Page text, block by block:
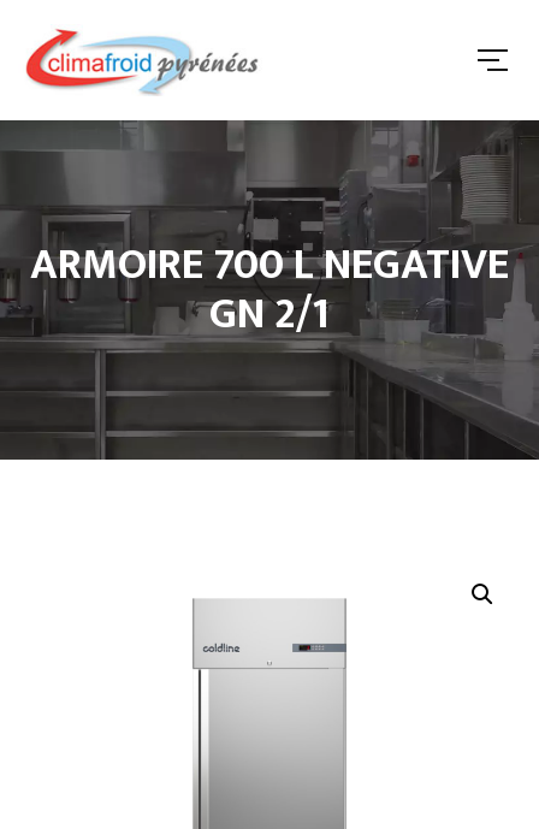
ARMOIRE 700 L NEGATIVE
GN 2/1